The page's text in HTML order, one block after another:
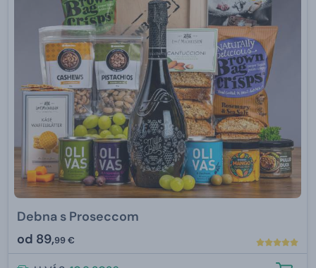
Debna s Proseccom
od 89,99 €